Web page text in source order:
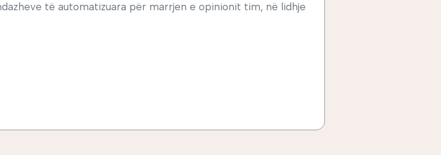
të automatizuara për marrjen e opinionit tim, në lidhje